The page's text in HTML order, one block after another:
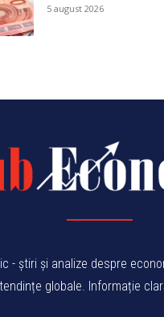
5 august 2026
- știri și analize despre
globale. Informație